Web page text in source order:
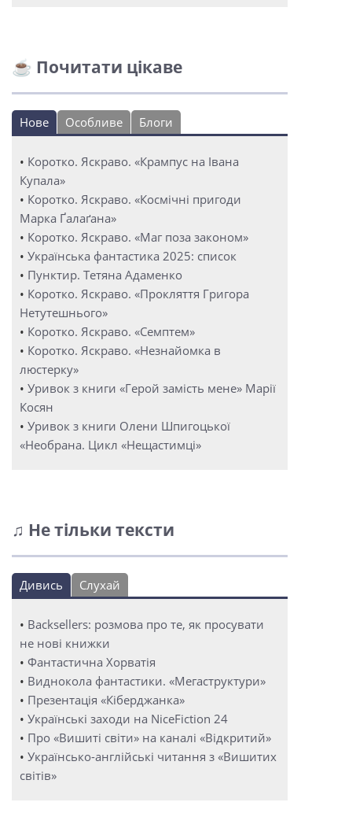
☕ Почитати цікаве
Нове Особливе Блоги
• Коротко. Яскраво. «Крампус на Івана
Купала»
• Коротко. Яскраво. «Космічні пригоди
Марка Ґалаґана»
• Коротко. Яскраво. «Маг поза законом»
• Українська фантастика 2025: список
• Пунктир. Тетяна Адаменко
• Коротко. Яскраво. «Прокляття Григора
Нетутешнього»
• Коротко. Яскраво. «Семптем»
• Коротко. Яскраво. «Незнайомка в
люстерку»
• Уривок з книги «Герой замість мене» Марії
Косян
• Уривок з книги Олени Шпигоцької
«Необрана. Цикл «Нещастимці»
♫ Не тільки тексти
Дивись Слухай
• Backsellers: розмова про те, як просувати
не нові книжки
• Фантастична Хорватія
• Виднокола фантастики. «Мегаструктури»
• Презентація «Кіберджанка»
• Українські заходи на NiceFiction 24
• Про «Вишиті світи» на каналі «Відкритий»
• Українсько-англійські читання з «Вишитих
світів»